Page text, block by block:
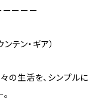
ーーー
テン・ギア）
の生活を、シンプルに